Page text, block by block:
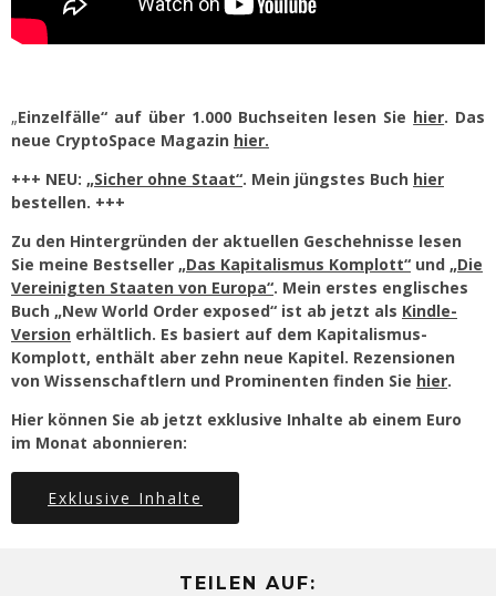
„Einzelfälle“ auf über 1.000 Buchseiten lesen Sie hier. Das
neue CryptoSpace Magazin hier.
+++ NEU: „Sicher ohne Staat“. Mein jüngstes Buch hier
bestellen. +++
Zu den Hintergründen der aktuellen Geschehnisse lesen
Sie meine Bestseller „Das Kapitalismus Komplott“ und „Die
Vereinigten Staaten von Europa“. Mein erstes englisches
Buch „New World Order exposed“ ist ab jetzt als Kindle-
Version erhältlich. Es basiert auf dem Kapitalismus-
Komplott, enthält aber zehn neue Kapitel. Rezensionen
von Wissenschaftlern und Prominenten finden Sie hier.
Hier können Sie ab jetzt exklusive Inhalte ab einem Euro
im Monat abonnieren:
Exklusive Inhalte
TEILEN AUF: